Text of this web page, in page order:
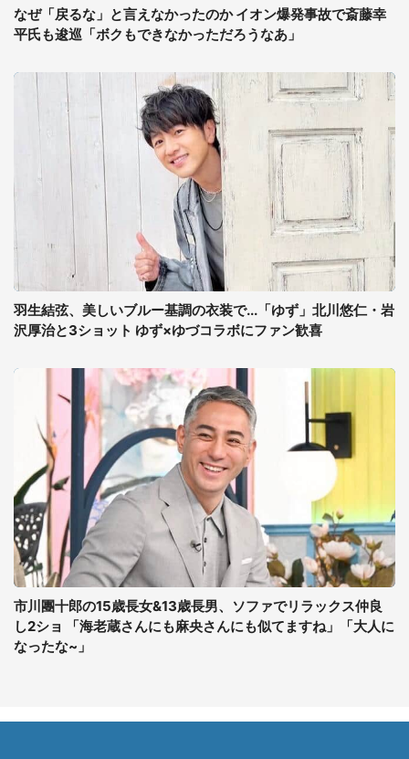
なぜ「戻るな」と言えなかったのか イオン爆発事故で斎藤幸
平氏も逡巡「ボクもできなかっただろうなあ」
羽生結弦、美しいブルー基調の衣装で...「ゆず」北川悠仁・岩
沢厚治と3ショット ゆず×ゆづコラボにファン歓喜
市川團十郎の15歳長女&13歳長男、ソファでリラックス仲良
し2ショ 「海老蔵さんにも麻央さんにも似てますね」「大人に
なったな~」